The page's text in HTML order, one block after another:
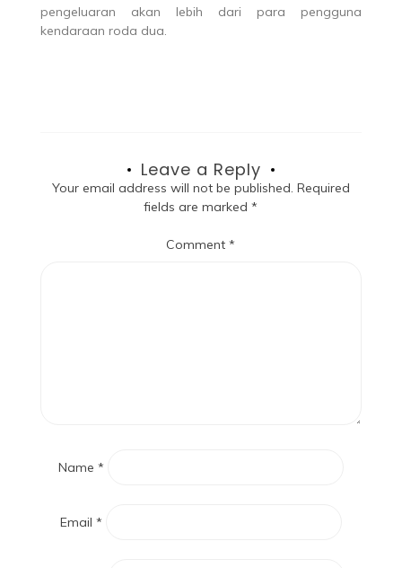
pengeluaran akan lebih dari para pengguna
kendaraan roda dua.
Leave a Reply
Your email address will not be published. Required
fields are marked*
Comment*
Name *
Email *